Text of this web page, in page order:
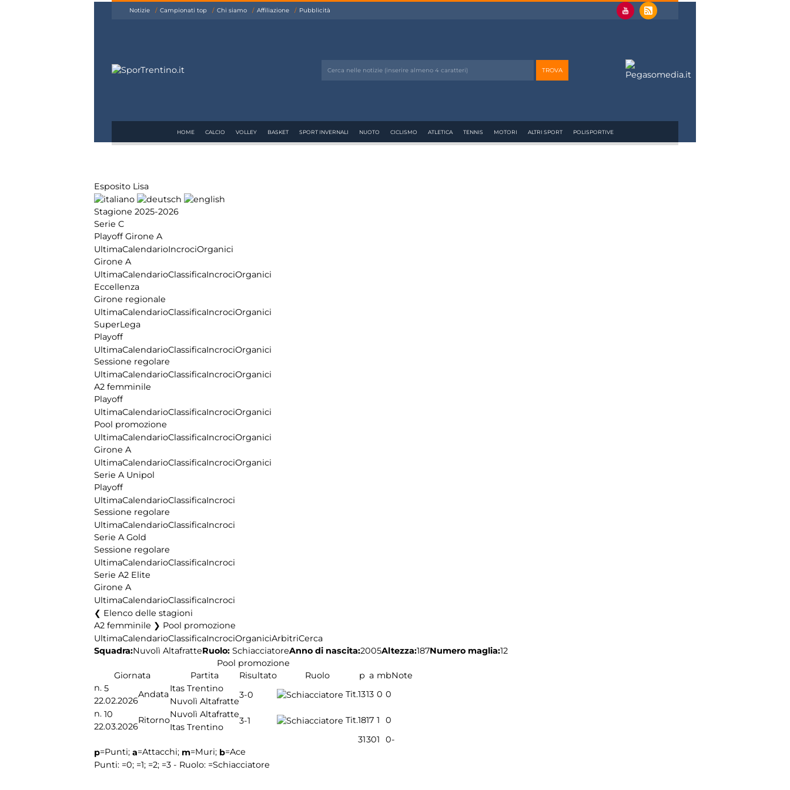
Notizie Campionati top Chi siamo Affiliazione Pubblicità
HOME CALCIO VOLLEY BASKET SPORT INVERNALI NUOTO CICLISMO ATLETICA TENNIS MOTORI ALTRI SPORT POLISPORTIVE
Esposito Lisa
Stagione 2025-2026
Serie C
Playoff Girone A
UltimaCalendarioIncrociOrganici
Girone A
UltimaCalendarioClassificaIncrociOrganici
Eccellenza
Girone regionale
UltimaCalendarioClassificaIncrociOrganici
SuperLega
Playoff
UltimaCalendarioClassificaIncrociOrganici
Sessione regolare
UltimaCalendarioClassificaIncrociOrganici
A2 femminile
Playoff
UltimaCalendarioClassificaIncrociOrganici
Pool promozione
UltimaCalendarioClassificaIncrociOrganici
Girone A
UltimaCalendarioClassificaIncrociOrganici
Serie A Unipol
Playoff
UltimaCalendarioClassificaIncroci
Sessione regolare
UltimaCalendarioClassificaIncroci
Serie A Gold
Sessione regolare
UltimaCalendarioClassificaIncroci
Serie A2 Elite
Girone A
UltimaCalendarioClassificaIncroci
Elenco delle stagioni
A2 femminile ❯ Pool promozione
UltimaCalendarioClassificaIncrociOrganiciArbitriCerca
Squadra:Nuvolì AltafratteRuolo: SchiacciatoreAnno di nascita:2005Altezza:187Numero maglia:12
Pool promozione
Giornata
Partita Risultato Ruolo p a mbNote
n. 5
22.02.2026
Andata
Itas Trentino
Nuvolì Altafratte
3-0 Tit.1313 0 0
n. 10
22.03.2026
Ritorno
Nuvolì Altafratte
Itas Trentino
3-1 Tit.1817 1
0
31301 0-
p=Punti; a=Attacchi; m=Muri; b=Ace
Punti: =0; =1; =2; =3 - Ruolo: =Schiacciatore